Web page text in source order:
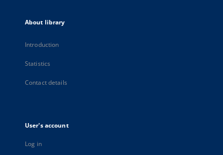
About library
Introduction
Statistics
Contact details
User's account
Log in